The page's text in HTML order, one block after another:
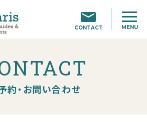
CONTACT MENU
約・お問い合わせ